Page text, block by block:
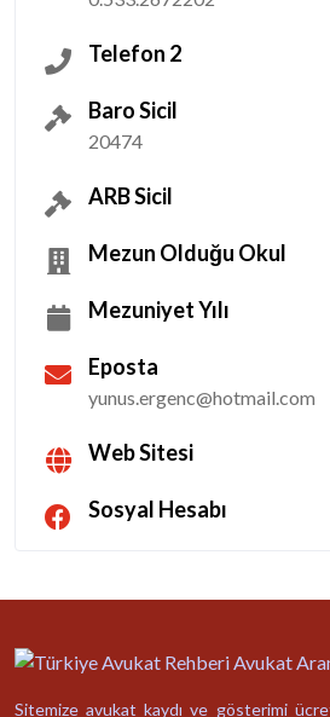
Telefon 2
Baro Sicil
20474
ARB Sicil
Mezun Olduğu Okul
Mezuniyet Yılı
Eposta
yunus.ergenc@hotmail.com
Web Sitesi
Sosyal Hesabı
Sitemize avukat kaydı ve gösterimi